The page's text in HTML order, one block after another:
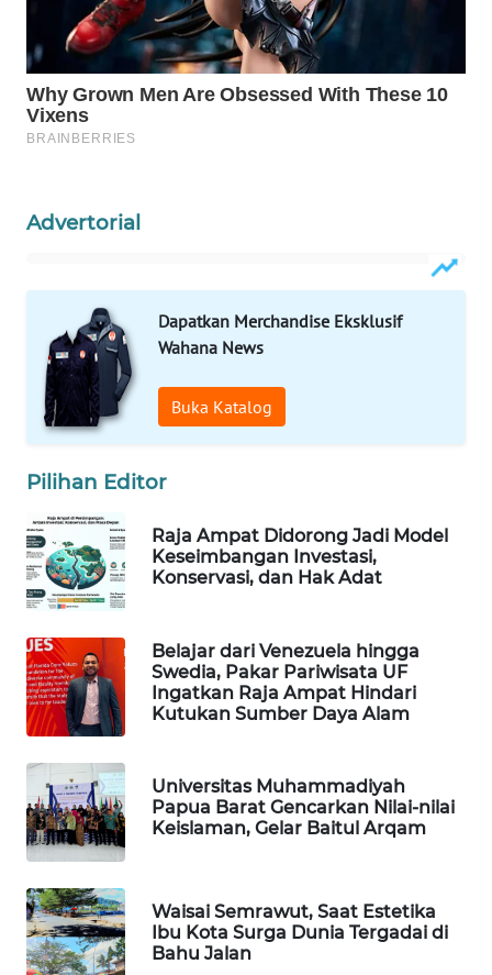
Advertorial
Dapatkan Merchandise Eksklusif
Wahana News
Buka Katalog
Pilihan Editor
Raja Ampat Didorong Jadi Model
Keseimbangan Investasi,
Konservasi, dan Hak Adat
Belajar dari Venezuela hingga
Swedia, Pakar Pariwisata UF
Ingatkan Raja Ampat Hindari
Kutukan Sumber Daya Alam
Universitas Muhammadiyah
Papua Barat Gencarkan Nilai-nilai
Keislaman, Gelar Baitul Arqam
Waisai Semrawut, Saat Estetika
Ibu Kota Surga Dunia Tergadai di
Bahu Jalan
WAHANA
SPORT
WAHANA
UMKM
SELEB
WAHANA
OTOMOTIF
WAHANA
WAHANA
DESA
WISATA
WAHANA
Wahana
Network
KONSUMEN
LISTRIK
MASYARAKAT
KELISTRIKAN
WALINKI